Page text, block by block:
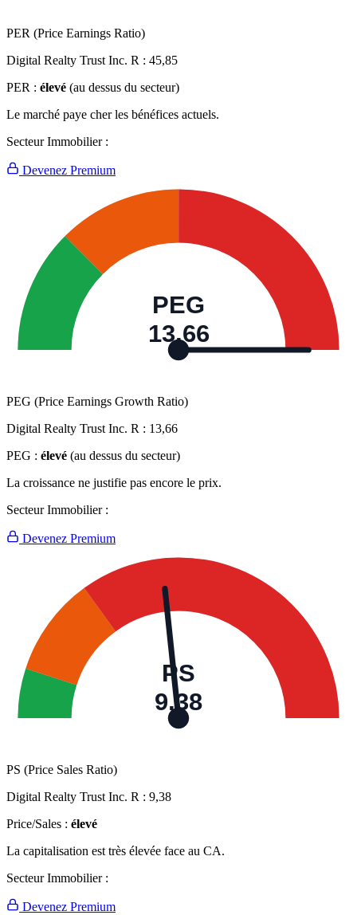
PER (Price Earnings Ratio)
Digital Realty Trust Inc. R : 45,85
PER : élevé (au dessus du secteur)
Le marché paye cher les bénéfices actuels.
Secteur Immobilier :
Devenez Premium
PEG
13,66
PEG (Price Earnings Growth Ratio)
Digital Realty Trust Inc. R : 13,66
PEG : élevé (au dessus du secteur)
La croissance ne justifie pas encore le prix.
Secteur Immobilier :
Devenez Premium
PS
9,38
PS (Price Sales Ratio)
Digital Realty Trust Inc. R : 9,38
Price/Sales : élevé
La capitalisation est très élevée face au CA.
Secteur Immobilier :
Devenez Premium